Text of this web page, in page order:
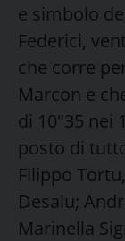
e simbolo
Federici,
che corre
Marcon e
di 10″35 nei
posto di
Filippo
Desalu;
Marinella